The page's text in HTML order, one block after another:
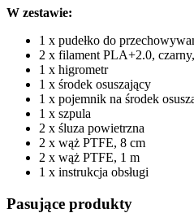
W zestawie:
1 x pudełko do
2 x filament PLA+2.0,
1 x higrometr
1 x środek osuszający
1 x pojemnik na środek
1 x szpula
2 x śluza powietrzna
2 x wąż PTFE, 8 cm
2 x wąż PTFE, 1 m
1 x instrukcja obsługi
Pasujące produkty